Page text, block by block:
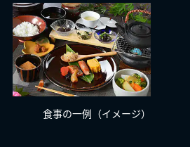
食事の一例（イメージ）